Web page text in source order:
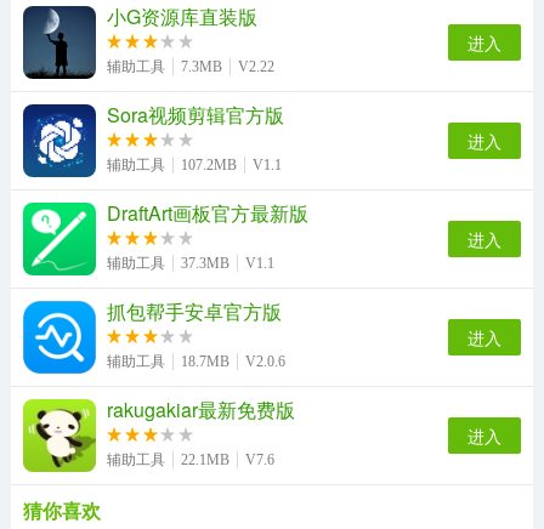
小G资源库直装版
辅助工具 7.3MB V2.22
进入
Sora视频剪辑官方版
辅助工具 107.2MB V1.1
进入
DraftArt画板官方最新版
辅助工具 37.3MB V1.1
进入
抓包帮手安卓官方版
辅助工具 18.7MB V2.0.6
进入
rakugakiar最新免费版
辅助工具 22.1MB V7.6
进入
猜你喜欢